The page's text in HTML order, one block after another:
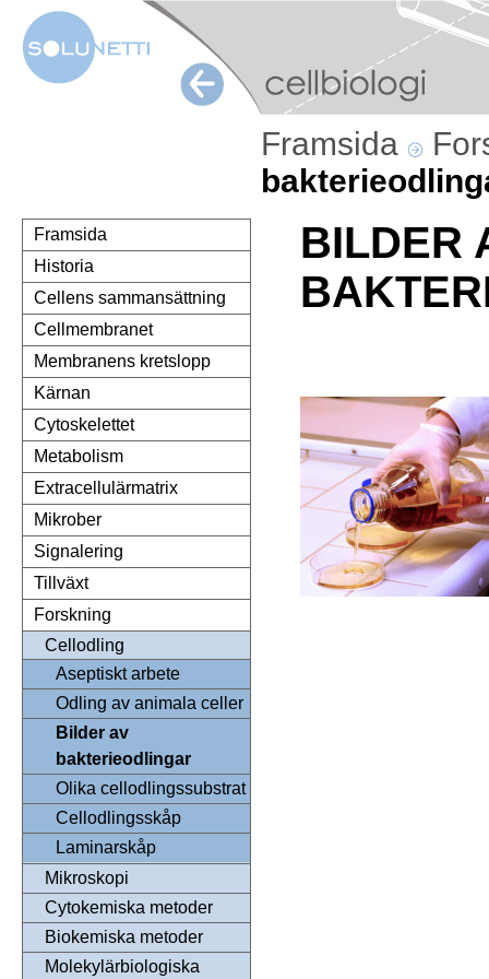
Framsida
Framsida
Historia
Cellens sammansättning
Cellmembranet
Membranens kretslopp
Kärnan
Cytoskelettet
Metabolism
Extracellulärmatrix
Mikrober
Signalering
Tillväxt
Forskning
Cellodling
Aseptiskt arbete
Odling av animala celler
Bilder av
bakterieodlingar
Olika cellodlingssubstrat
Cellodlingsskåp
Laminarskåp
Mikroskopi
Cytokemiska metoder
Biokemiska metoder
Molekylärbiologiska
BILDER